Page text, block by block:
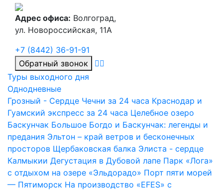
Адрес офиса: Волгоград,
ул. Новороссийская, 11А
+7 (8442) 36-91-91
Обратный звонок
Туры выходного дня
Однодневные
Грозный - Сердце Чечни за 24 часа Краснодар и
Гуамский экспресс за 24 часа Целебное озеро
Баскунчак Большое Богдо и Баскунчак: легенды и
предания Эльтон – край ветров и бесконечных
просторов Щербаковская балка Элиста - сердце
Калмыкии Дегустация в Дубовой лапе Парк «Лога»
с отдыхом на озере «Эльдорадо» Порт пяти морей
— Пятиморск На производство «EFES» с